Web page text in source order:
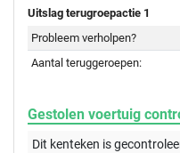
Uitslag terugroepactie 1
Probleem verholpen?
Aantal teruggeroepen:
Gestolen voertuig
Dit kenteken is